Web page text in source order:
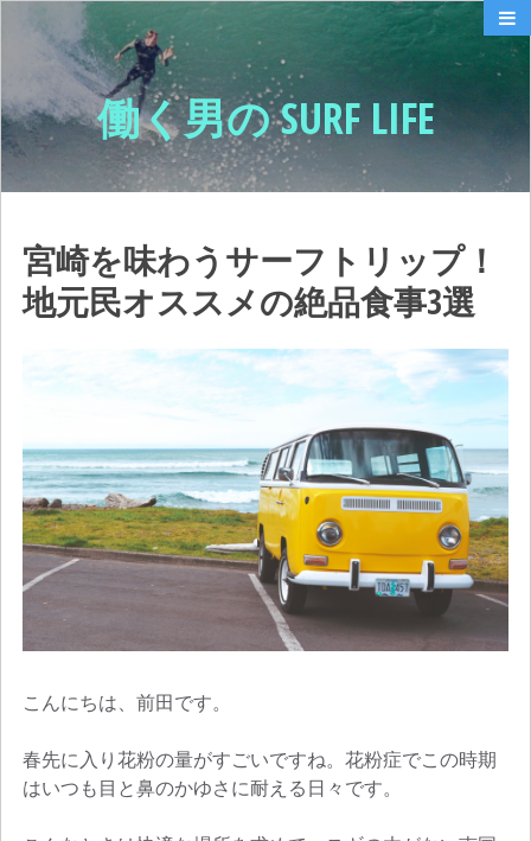
働く男の SURF LIFE
宮崎を味わうサーフトリップ！
地元民オススメの絶品食事3選
こんにちは、前田です。
春先に入り花粉の量がすごいですね。花粉症でこの時期
はいつも目と鼻のかゆさに耐える日々です。